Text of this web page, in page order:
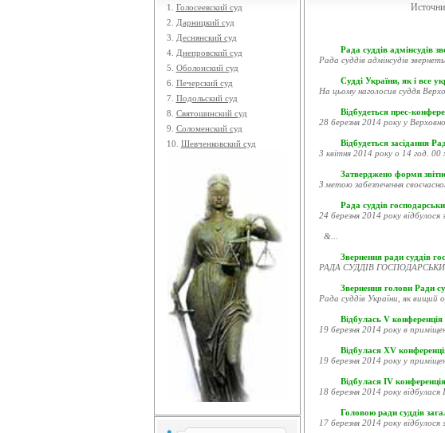
1. Голосеевский суд
2.
Дарницкий суд
3.
Деснянский суд
4. Днепровский суд
5. Оболонский суд
6. Печерский суд
7. Подольский суд
8. Святошинский суд
9. Соломенский суд
10. Шевченковский суд
Рада суддів адмінсудів
Рада суддів адмінсудів
Судді України, як і все
На цьому наголосив суддя
Відбудеться прес-
28 березня 2014 року у
Відбудеться засідання
3 квітня 2014 року о 14 год. 00
Затверджено форми
З метою забезпечення
Рада суддів
24 березня 2014 року відбулося
&...
Звернення ради суддів
РАДА СУДДІВ ГОСПОДАРСЬКИХ
Звернення голови Ради
Рада суддів України, як вищий
Відбулась V конференція
19 березня 2014 року в
Відбулася XV
19 березня 2014 року у
Відбулася ІV
18 березня 2014 року відбулася
Головою ради суддів
17 березня 2014 року відбулося